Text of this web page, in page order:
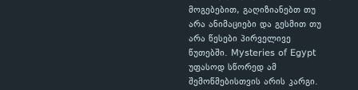
მოგებებით, გაღიზიანებთ თუ
არა ანიმაციები და გესმით თუ
არა წესები პირველივე
წუთებში. Mysteries of Egypt
უფასოდ სწორედ ამ
შემოწმებისთვის არის კარგი.